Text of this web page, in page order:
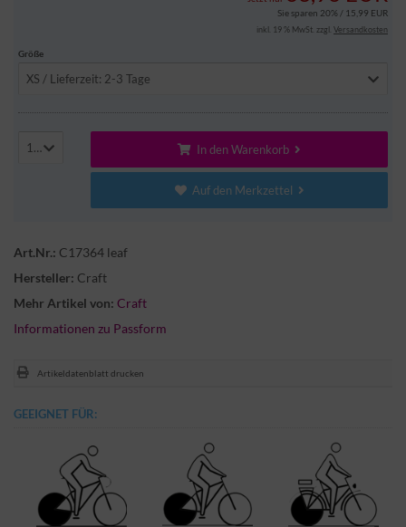
Sie sparen 20% / 15,99 EUR
inkl. 19 % MwSt. zzgl. Versandkosten
Größe
XS / Lieferzeit: 2-3 Tage
1 In den Warenkorb
Auf den Merkzettel
Art.Nr.: C17364 leaf
Hersteller: Craft
Mehr Artikel von: Craft
Informationen zu Passform
Artikeldatenblatt drucken
GEEIGNET FÜR: